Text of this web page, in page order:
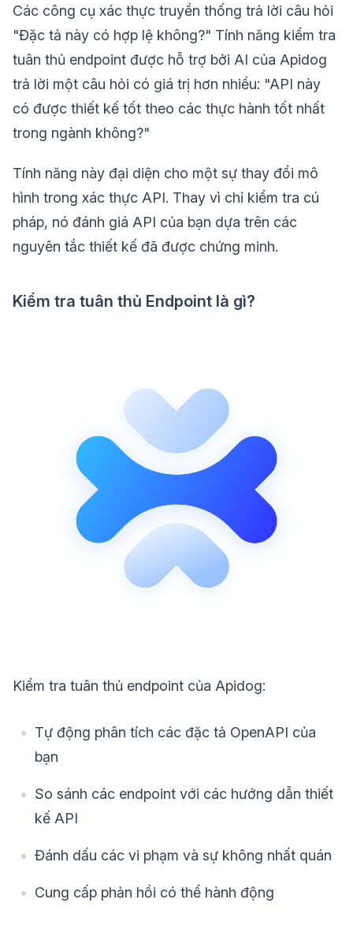
Các công cụ xác thực truyền thống trả lời câu hỏi
"Đặc tả này có hợp lệ không?" Tính năng kiểm tra
tuân thủ endpoint được hỗ trợ bởi AI của Apidog
trả lời một câu hỏi có giá trị hơn nhiều: "API này
có được thiết kế tốt theo các thực hành tốt nhất
trong ngành không?"
Tính năng này đại diện cho một sự thay đổi mô
hình trong xác thực API. Thay vì chỉ kiểm tra cú
pháp, nó đánh giá API của bạn dựa trên các
nguyên tắc thiết kế đã được chứng minh.
Kiểm tra tuân thủ Endpoint là gì?
Kiểm tra tuân thủ endpoint của Apidog:
Tự động phân tích các đặc tả OpenAPI của
bạn
So sánh các endpoint với các hướng dẫn thiết
kế API
Đánh dấu các vi phạm và sự không nhất quán
Cung cấp phản hồi có thể hành động